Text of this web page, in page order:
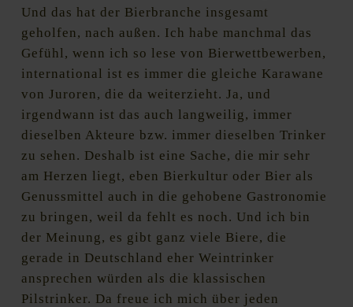
Und das hat der Bierbranche insgesamt
geholfen, nach außen. Ich habe manchmal das
Gefühl, wenn ich so lese von Bierwettbewerben,
international ist es immer die gleiche Karawane
von Juroren, die da weiterzieht. Ja, und
irgendwann ist das auch langweilig, immer
dieselben Akteure bzw. immer dieselben Trinker
zu sehen. Deshalb ist eine Sache, die mir sehr
am Herzen liegt, eben Bierkultur oder Bier als
Genussmittel auch in die gehobene Gastronomie
zu bringen, weil da fehlt es noch. Und ich bin
der Meinung, es gibt ganz viele Biere, die
gerade in Deutschland eher Weintrinker
ansprechen würden als die klassischen
Pilstrinker. Da freue ich mich über jeden